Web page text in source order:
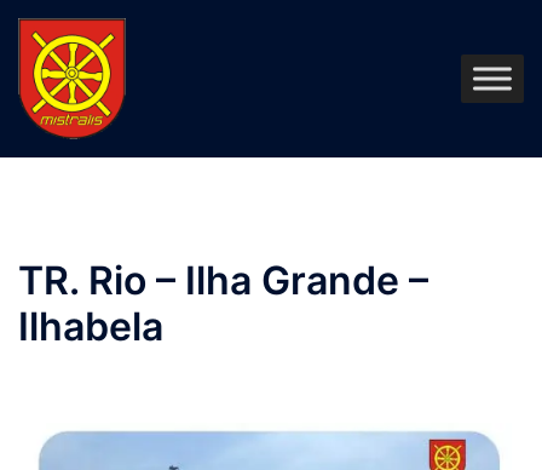
TR. Rio – Ilha Grande –
Ilhabela